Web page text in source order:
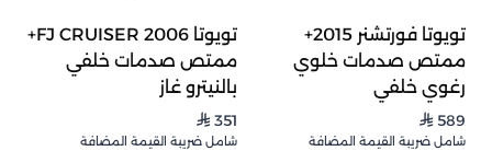
تويوتا فورتشنر 2015+
ممتص صدمات خلوي
رغوي خلفي
⃁589
شامل ضريبة القيمة المضافة
تويوتا FJ CRUISER 2006+
ممتص صدمات خلفي
بالنيترو غاز
⃁351
شامل ضريبة القيمة المضافة